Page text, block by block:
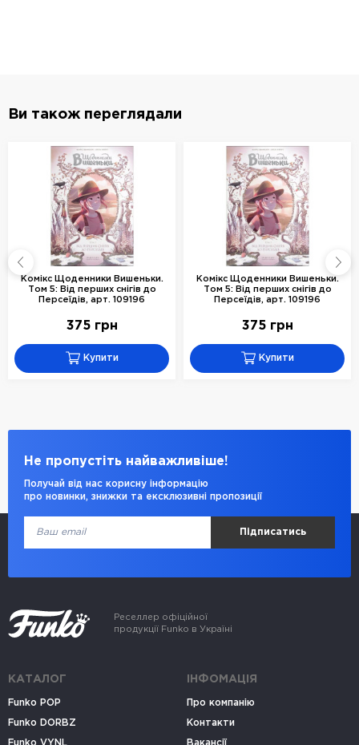
Ви також переглядали
Комікс Щоденники Вишеньки.
Том 5: Від перших снігів до
Персеїдів, арт. 109196
375 грн
Купити
Комікс Щоденники Вишеньки.
Том 5: Від перших снігів до
Персеїдів, арт. 109196
375 грн
Купити
Не пропустіть найважливіше!
Получай від нас корисну інформацію
про новинки, знижки та ексклюзивні пропозиції
Підписатись
Реселлер офіційної
продукції Funko в Україні
КАТАЛОГ
Funko POP
Funko DORBZ
Funko VYNL
ІНФОМАЦІЯ
Про компанію
Контакти
Вакансії